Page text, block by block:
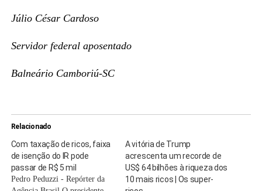
Júlio César Cardoso
Servidor federal aposentado
Balneário Camboriú-SC
Relacionado
Com taxação de ricos, faixa
de isenção do IR pode
passar de R$ 5 mil
Pedro Peduzzi - Repórter da
A vitória de Trump
acrescenta um recorde de
US$ 64 bilhões à riqueza dos
10 mais ricos | Os super-